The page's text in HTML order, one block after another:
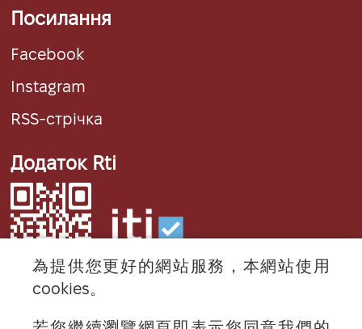
Посилання
Facebook
Instagram
RSS-стрічка
Додаток Rti
為提供您更好的網站服務，本網站使用
cookies。